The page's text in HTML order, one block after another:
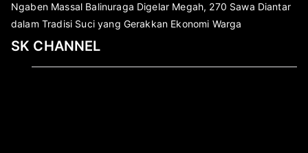
Ngaben Massal Balinuraga Digelar Megah, 270 Sawa Diantar
dalam Tradisi Suci yang Gerakkan Ekonomi Warga
SK CHANNEL